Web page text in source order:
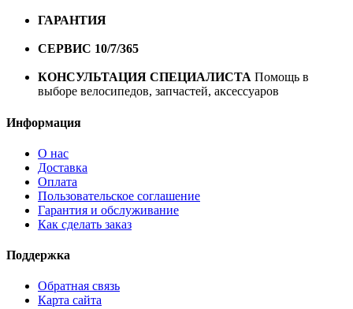
ГАРАНТИЯ
СЕРВИС 10/7/365
КОНСУЛЬТАЦИЯ СПЕЦИАЛИСТА Помощь в
выборе велосипедов, запчастей, аксессуаров
Информация
О нас
Доставка
Оплата
Пользовательское соглашение
Гарантия и обслуживание
Как сделать заказ
Поддержка
Обратная связь
Карта сайта